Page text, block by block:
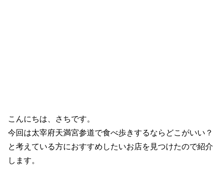
こんにちは、さちです。
今回は太宰府天満宮参道で食べ歩きするならどこがいい？
と考えている方におすすめしたいお店を見つけたので紹介
します。